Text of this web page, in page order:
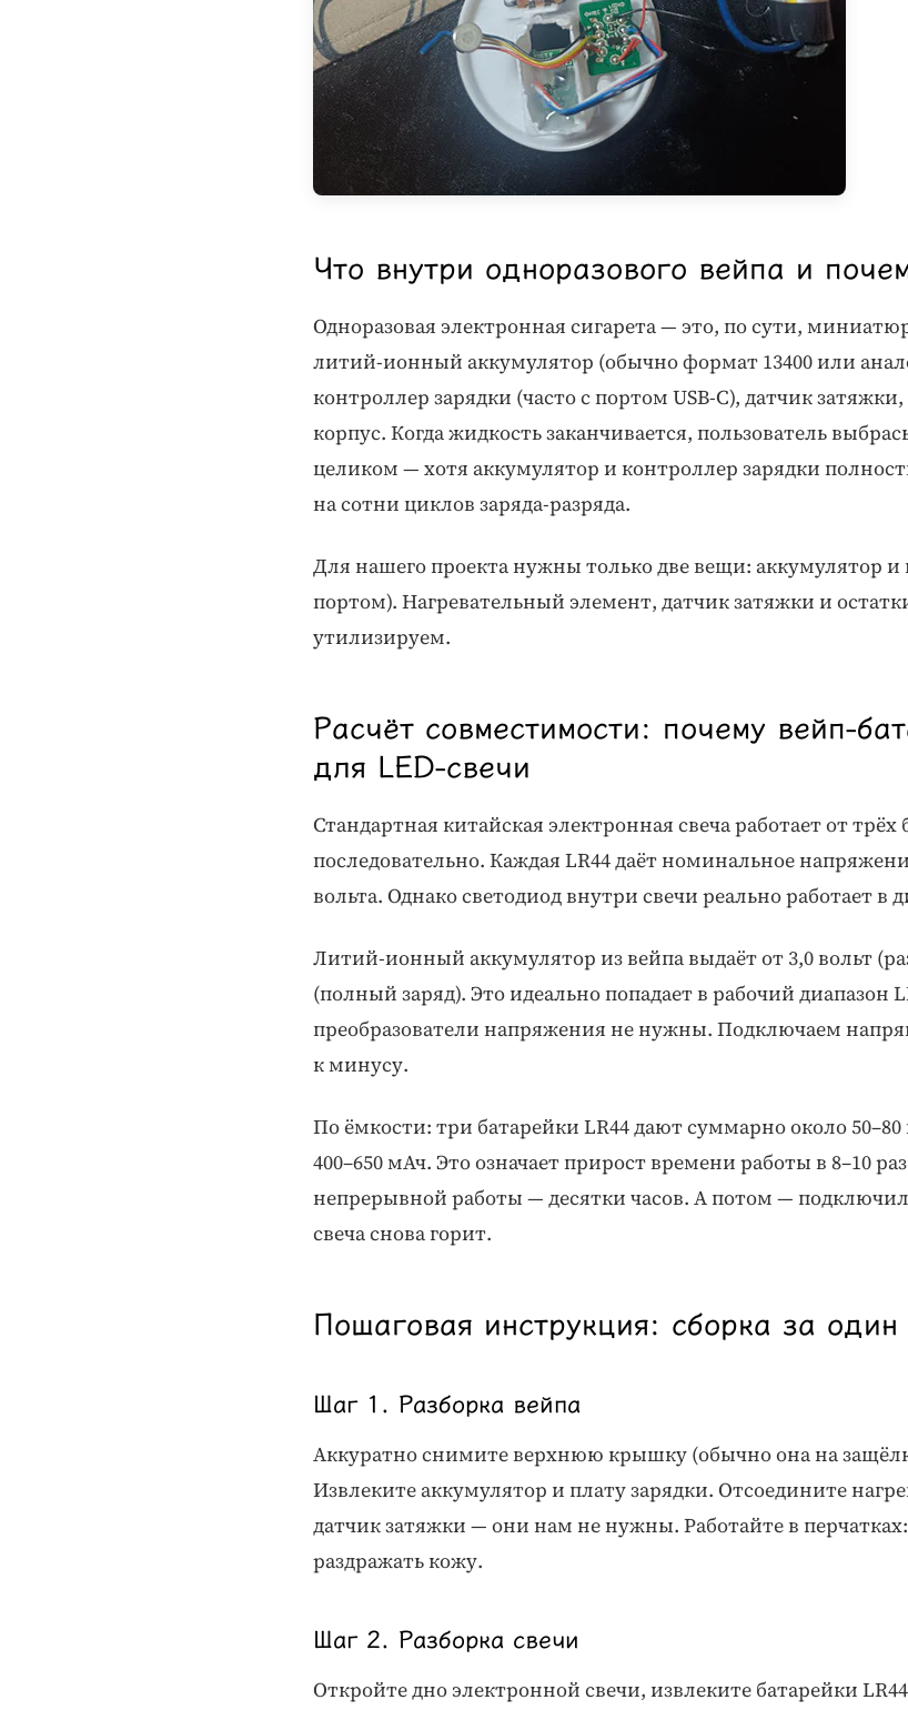
Что внутри одноразового вейпа и
Одноразовая электронная сигарета — это, по сути,
литий-ионный аккумулятор (обычно формат 13400 или
контроллер зарядки (часто с портом USB-C), датчик
корпус. Когда жидкость заканчивается, пользователь
целиком — хотя аккумулятор и контроллер зарядки
на сотни циклов заряда-разряда.
Для нашего проекта нужны только две вещи: аккумулятор и
портом). Нагревательный элемент, датчик затяжки и
утилизируем.
Расчёт совместимости: почему вейп-
для LED-свечи
Стандартная китайская электронная свеча работает от
последовательно. Каждая LR44 даёт номинальное
вольта. Однако светодиод внутри свечи реально работает в
Литий-ионный аккумулятор из вейпа выдаёт от 3,0 вольт
(полный заряд). Это идеально попадает в рабочий диапазон
преобразователи напряжения не нужны. Подключаем
к минусу.
По ёмкости: три батарейки LR44 дают суммарно около
400–650 мАч. Это означает прирост времени работы в 8–10
непрерывной работы — десятки часов. А потом — подключил
свеча снова горит.
Пошаговая инструкция: сборка за один
Шаг 1. Разборка вейпа
Аккуратно снимите верхнюю крышку (обычно она на
Извлеките аккумулятор и плату зарядки. Отсоедините
датчик затяжки — они нам не нужны. Работайте в
раздражать кожу.
Шаг 2. Разборка свечи
Откройте дно электронной свечи, извлеките батарейки